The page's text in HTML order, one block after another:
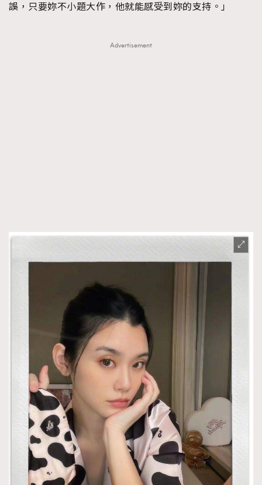
誤，只要妳不小題大作，他就能感受到妳的支持。」
Advertisement